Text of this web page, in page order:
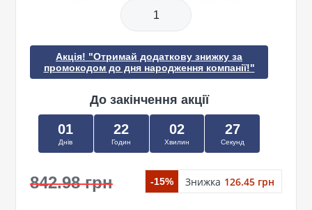
Акція! "Отримай додаткову знижку за
промокодом до дня народження компанії!"
До закінчення акції
01
Днів
22
Годин
02
Хвилин
26
Секунд
842.98 грн -15% Знижка 126.45 грн